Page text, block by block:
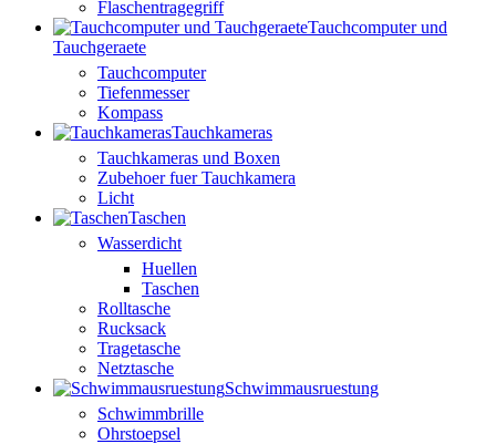
Flaschentragegriff
Tauchcomputer und
Tauchgeraete
Tauchcomputer
Tiefenmesser
Kompass
Tauchkameras
Tauchkameras und Boxen
Zubehoer fuer Tauchkamera
Licht
Taschen
Wasserdicht
Huellen
Taschen
Rolltasche
Rucksack
Tragetasche
Netztasche
Schwimmausruestung
Schwimmbrille
Ohrstoepsel